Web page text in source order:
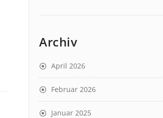
Archiv
April 2026
Februar 2026
Januar 2025